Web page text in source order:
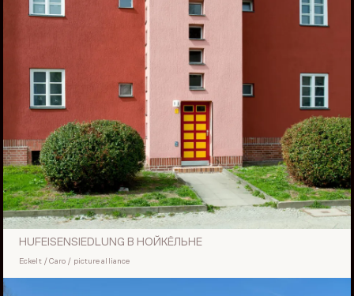
HUFEISENSIEDLUNG В НОЙКЁЛЬНЕ
Eckelt / Caro / picture alliance